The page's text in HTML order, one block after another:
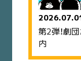
第2弾！劇
内